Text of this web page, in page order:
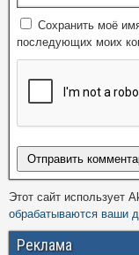
Сохранить моё
последующих моих
Этот сайт использует
обрабатываются ваши
Реклама